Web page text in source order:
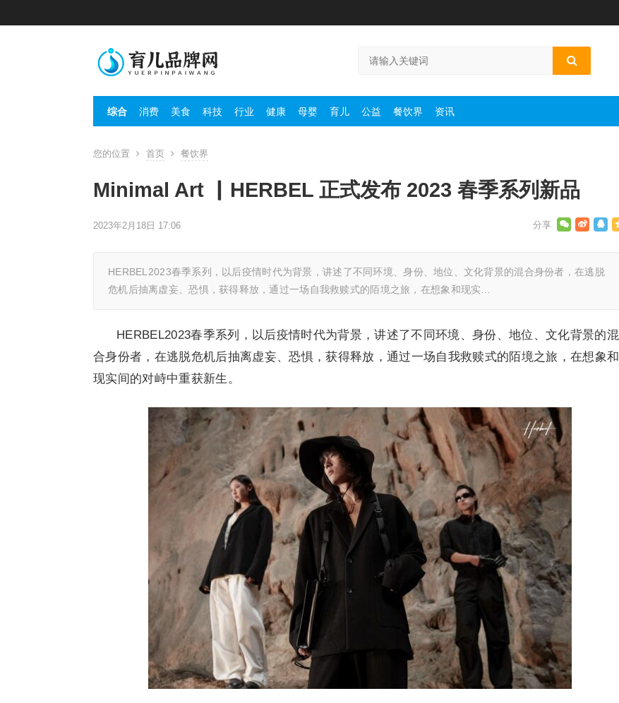
综合 消费 美食 科技 行业 健康 母婴 育儿 公益 餐饮界 资讯
您的位置 首页 餐饮界
Minimal Art ▏HERBEL 正式发布 2023 春季系列新品
2023年2月18日 17:06
HERBEL2023春季系列，以后疫情时代为背景，讲述了不同环境、身份、地位、文化背景的混合身份者，在逃脱
危机后抽离虚妄、恐惧，获得释放，通过一场自我救赎式的陌境之旅，在想象和现实…
HERBEL2023春季系列，以后疫情时代为背景，讲述了不同环境、身份、地位、文化背景的混
合身份者，在逃脱危机后抽离虚妄、恐惧，获得释放，通过一场自我救赎式的陌境之旅，在想象和
现实间的对峙中重获新生。